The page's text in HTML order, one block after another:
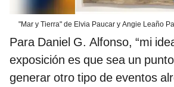
"Mar y Tierra" de Elvia Paucar y Angie Leaño
Para Daniel G. Alfonso, “mi
exposición es que sea un
generar otro tipo de eventos